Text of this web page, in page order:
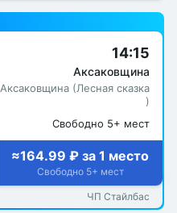
14:15
Аксаковщина
Аксаковщина (Лесная сказка
)
Свободно 5+ мест
≈164.99 ₽ за 1 место
Свободно 5+ мест
ЧП Стайлбас